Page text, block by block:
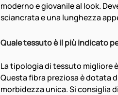
moderno e giovanile al look.
sciancrata e una lunghezza
Quale tessuto è il più indicato
La tipologia di tessuto migliore
Questa fibra preziosa è dotata
morbidezza unica. Si consiglia